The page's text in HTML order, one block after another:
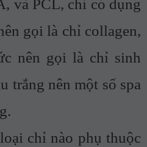
và PCL, chỉ có dụng
gọi là chỉ collagen,
nên gọi là chỉ sinh
trắng nên một số spa
nào phụ thuộc